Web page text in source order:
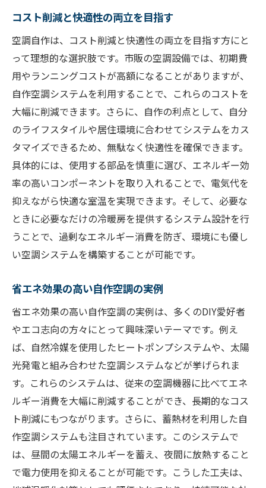
コスト削減と快適性の両立を目指す
空調自作は、コスト削減と快適性の両立を目指す方にと
って理想的な選択肢です。市販の空調設備では、初期費
用やランニングコストが高額になることがありますが、
自作空調システムを利用することで、これらのコストを
大幅に削減できます。さらに、自作の利点として、自分
のライフスタイルや居住環境に合わせてシステムをカス
タマイズできるため、無駄なく快適性を確保できます。
具体的には、使用する部品を慎重に選び、エネルギー効
率の高いコンポーネントを取り入れることで、電気代を
抑えながら快適な室温を実現できます。そして、必要な
ときに必要なだけの冷暖房を提供するシステム設計を行
うことで、過剰なエネルギー消費を防ぎ、環境にも優し
い空調システムを構築することが可能です。
省エネ効果の高い自作空調の実例
省エネ効果の高い自作空調の実例は、多くのDIY愛好者
やエコ志向の方々にとって興味深いテーマです。例え
ば、自然冷媒を使用したヒートポンプシステムや、太陽
光発電と組み合わせた空調システムなどが挙げられま
す。これらのシステムは、従来の空調機器に比べてエネ
ルギー消費を大幅に削減することができ、長期的なコス
ト削減にもつながります。さらに、蓄熱材を利用した自
作空調システムも注目されています。このシステムで
は、昼間の太陽エネルギーを蓄え、夜間に放熱すること
で電力使用を抑えることが可能です。こうした工夫は、